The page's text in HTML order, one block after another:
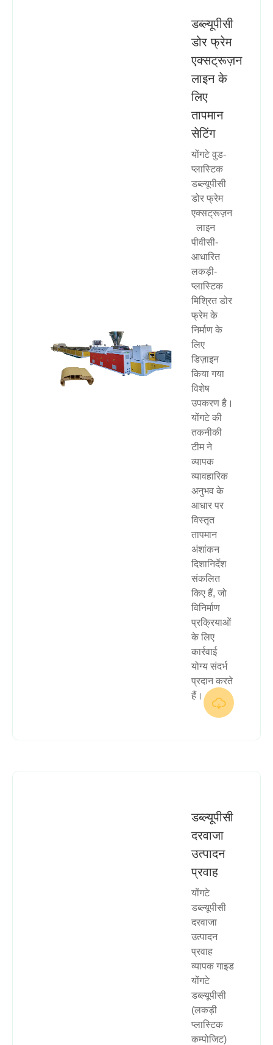
डब्ल्यूपीसी
डोर फ्रेम
एक्सट्रूज़न
लाइन के
लिए
तापमान
सेटिंग
योंगटे वुड-
प्लास्टिक
डब्ल्यूपीसी
डोर फ्रेम
एक्सट्रूज़न
लाइन
पीवीसी-
आधारित
लकड़ी-
प्लास्टिक
मिश्रित डोर
फ्रेम के
निर्माण के
लिए
डिज़ाइन
किया गया
विशेष
उपकरण है।
योंगटे की
तकनीकी
टीम ने
व्यापक
व्यावहारिक
अनुभव के
आधार पर
विस्तृत
तापमान
अंशांकन
दिशानिर्देश
संकलित
किए हैं, जो
विनिर्माण
प्रक्रियाओं
के लिए
कार्रवाई
योग्य संदर्भ
प्रदान करते
हैं।

डब्ल्यूपीसी
दरवाजा
उत्पादन
प्रवाह
योंगटे
डब्ल्यूपीसी
दरवाजा
उत्पादन
प्रवाह
व्यापक गाइड
योंगटे
डब्ल्यूपीसी
(लकड़ी
प्लास्टिक
कम्पोजिट) ​​